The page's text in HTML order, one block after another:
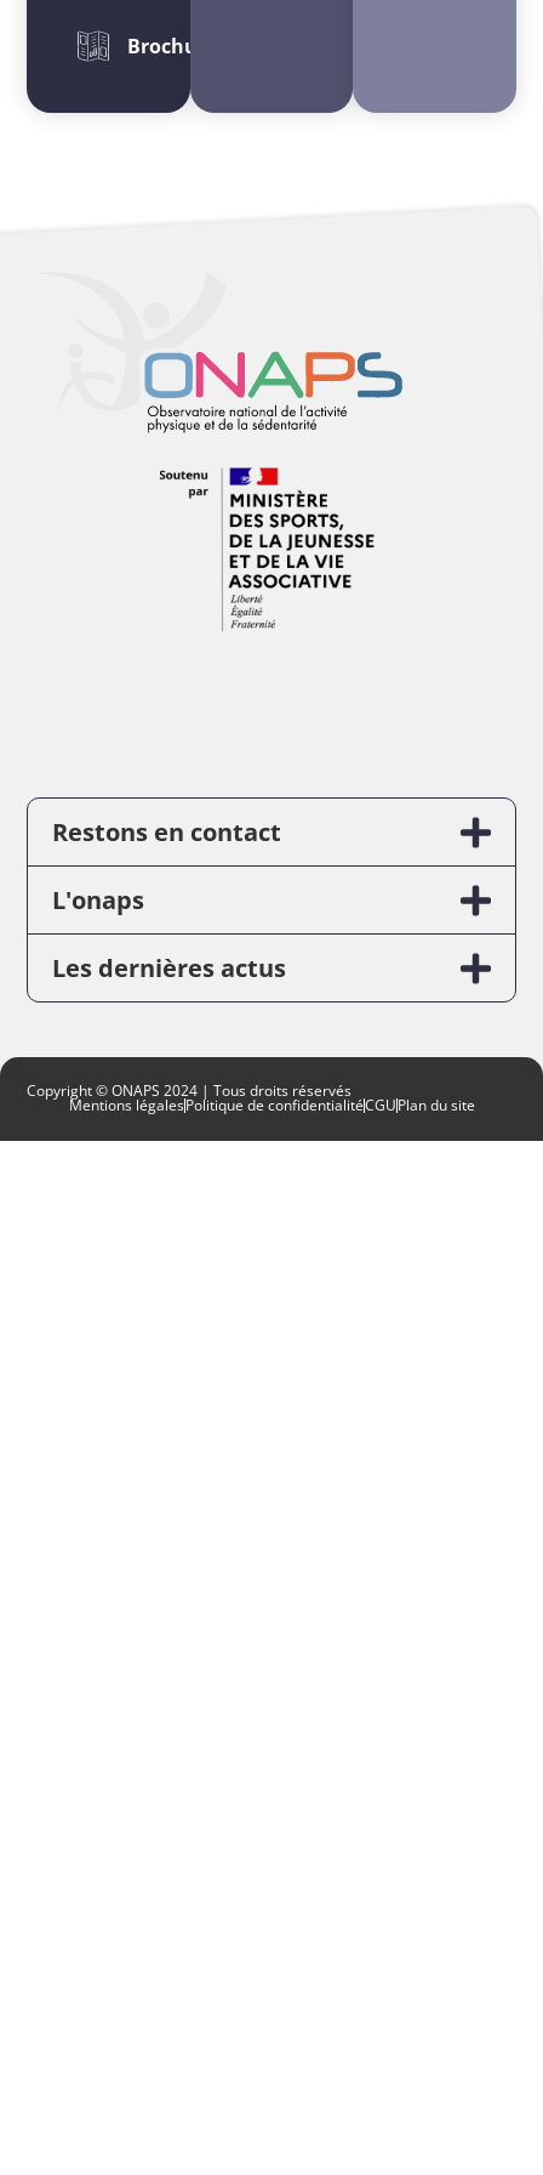
Brochures
Restons en contact
L'onaps
Les dernières actus
Copyright © ONAPS 2024 | Tous droits réservés
Mentions légalesPolitique de confidentialitéCGUPlan du site